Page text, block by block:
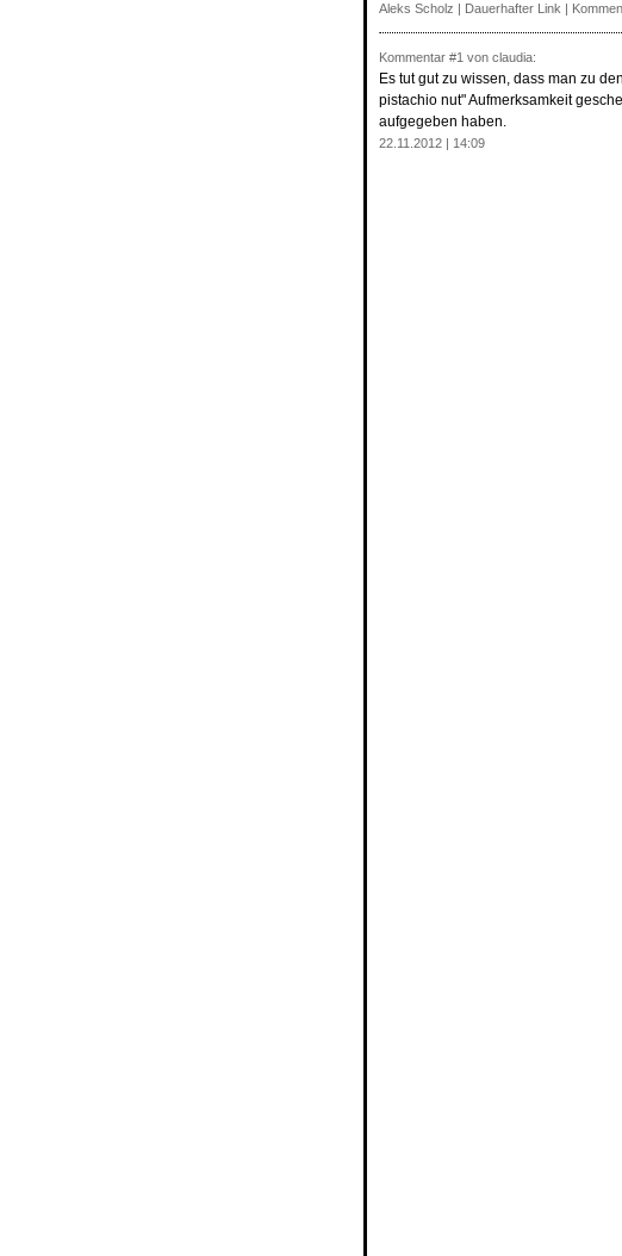
Aleks Scholz | Dauerhafter Link |
Kommentar #1 von claudia:
Es tut gut zu wissen, dass man zu
pistachio nut" Aufmerksamkeit
aufgegeben haben.
22.11.2012 | 14:09